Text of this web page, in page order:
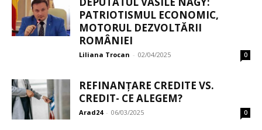
PATRIOTISMUL ECONOMIC,
MOTORUL DEZVOLTĂRII
ROMÂNIEI
Liliana Trocan - 02/04/2025 0
REFINANȚARE CREDITE VS.
CREDIT- CE ALEGEM?
Arad24 - 06/03/2025 0